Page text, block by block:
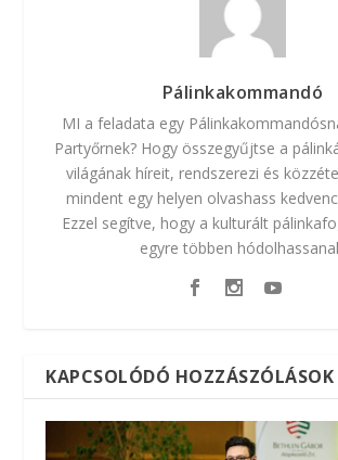
Pálinkakommandó
MI a feladata egy
Partyőrnek? Hogy összegyűjtse a
világának híreit, rendszerezi és
mindent egy helyen olvashass
Ezzel segítve, hogy a kulturált
egyre többen
KAPCSOLÓDÓ HOZZÁSZÓLÁSOK